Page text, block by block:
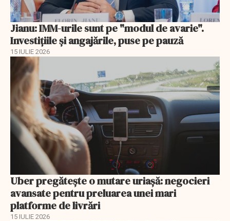
Jianu: IMM-urile sunt pe "modul de avarie".
Investițiile și angajările, puse pe pauză
15 IULIE 2026
Uber pregătește o mutare uriașă: negocieri
avansate pentru preluarea unei mari
platforme de livrări
15 IULIE 2026